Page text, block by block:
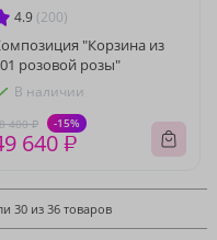
4.9 (200)
"Корзина из
розовой розы"
В наличии
400 ₽ -15%
640 ₽
30 из 36 товаров